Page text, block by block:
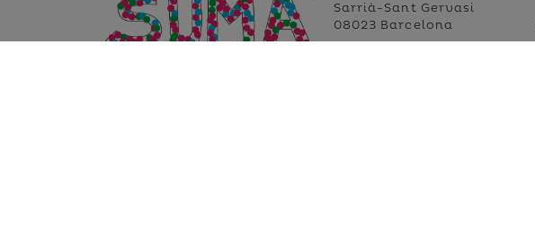
Sarrià-Sant Gervasi
08023 Barcelona